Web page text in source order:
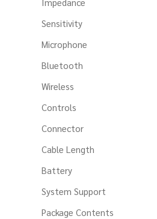
Sensitivity
Microphone
Bluetooth
Wireless
Controls
Connector
Cable Length
Battery
System Support
Package Contents